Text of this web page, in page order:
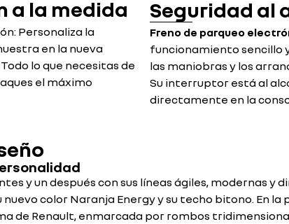
a la medida
Personaliza la
en la nueva
lo que necesitas de
el máximo
Seguridad al
Freno de parqueo
funcionamiento sencillo
las maniobras y los
Su interruptor está al
directamente en la
y un después con sus líneas ágiles, modernas y
color Naranja Energy y su techo bitono. En
de Renault, enmarcada por rombos